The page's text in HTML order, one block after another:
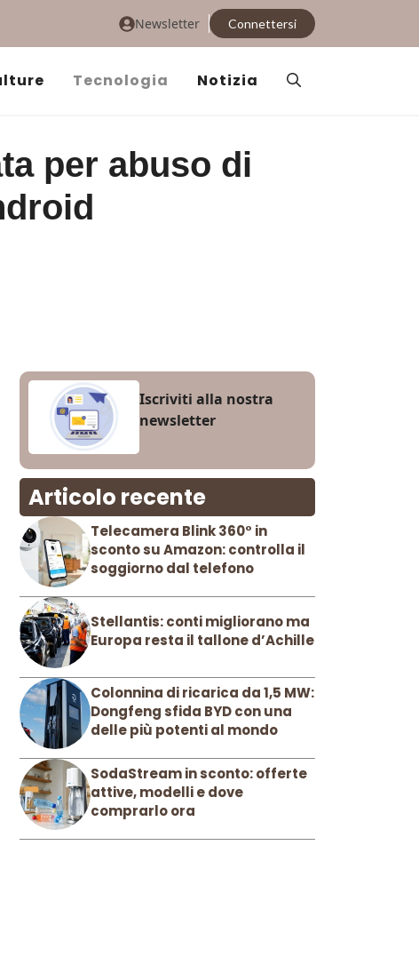
Newsletter Connettersi
Tecnologia Notizia
per abuso di
Iscriviti alla nostra
newsletter
Articolo recente
Telecamera Blink 360° in
sconto su Amazon: controlla il
soggiorno dal telefono
Stellantis: conti migliorano ma
Europa resta il tallone d’Achille
Colonnina di ricarica da 1,5 MW:
Dongfeng sfida BYD con una
delle più potenti al mondo
SodaStream in sconto: offerte
attive, modelli e dove
comprarlo ora